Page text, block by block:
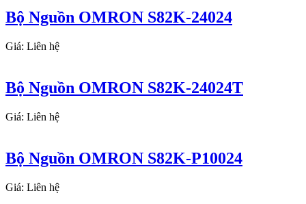
Bộ Nguồn OMRON S82K-24024
Giá: Liên hệ
Bộ Nguồn OMRON S82K-24024T
Giá: Liên hệ
Bộ Nguồn OMRON S82K-P10024
Giá: Liên hệ